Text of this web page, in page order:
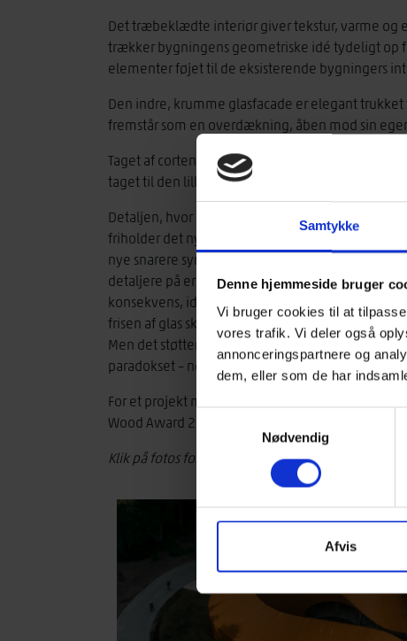
Samtykke
Denne hjemmeside bruger
Vi bruger cookies til at
vores trafik. Vi deler også
annonceringspartnere og
dem, eller som de har
Nødvendig
Afvis
Det træbeklædte interiør giver tekstur, varme
trækker bygningens geometriske idé tydeligt op
elementer føjet til de eksisterende bygningers
Den indre, krumme glasfacade er elegant
fremstår som en overdækning, åben mod sin
Taget af cortenstål er afsluttet i en skarp, måske
taget til den lille gårdhave.
Detaljen, hvor den nye bygning møder de
friholder det nye bygningsafsnit fra de gamle, så
nye snarere synes at standse umiddelbart før
detaljere på er i og for sig velkendt i
konsekvens, idet fx tagrenden på det
frisen af glas skal til, og renden siden
Men det støtter illusionen af, at det nye er en
paradokset – noget så sjældent i arkitekturen som
For et projekt med vid og stort formmæssigt
Wood Award 2023.
Klik på fotos for fuld størrelse